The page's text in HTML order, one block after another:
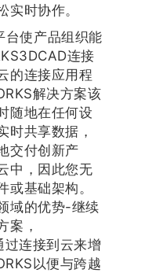
实时协作。
使产品组织能
连接
的连接应用程
解决方案该
随地在任何设
时共享数据，
交付创新产
中，因此您无
或基础架构。
域的优势-继续
案，
过连接到云来增
以便与跨越